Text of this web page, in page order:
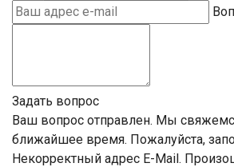
Задать вопрос
Ваш вопрос отправлен. Мы
ближайшее время. Пожалуйста,
Некорректный адрес E-Mail.